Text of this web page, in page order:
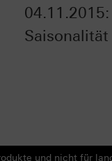
Saisonalität
und nicht für